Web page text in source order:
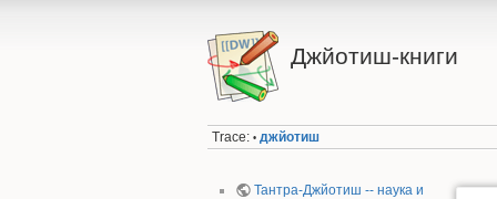
Джйотиш-книги
Trace: • джйотиш
Тантра-Джйотиш -- наука и